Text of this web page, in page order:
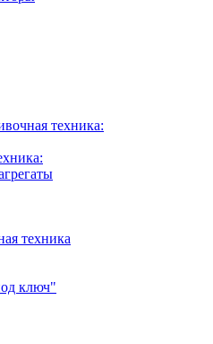
техника:
техника
ключ"